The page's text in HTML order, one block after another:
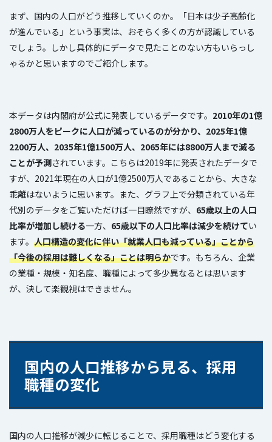
まず、国内の人口がどう推移していくのか。「日本は少子高齢化
が進んでいる」という事実は、おそらく多くの方が認識している
でしょう。しかし具体的にデータで見たことのない方もいらっし
ゃるかと思いますのでご紹介します。
本データは内閣府が公式に発表しているデータです。 2010年の1億
2800万人をピークに人口が減っているのが分かり、2025年1億
2200万人、2035年1億1500万人、2065年には8800万人まで減る
ことが予測されています。こちらは2019年に発表されたデータで
すが、2021年現在の人口が1億2500万人であることから、大きな
乖離はないように思います。また、グラフ上で分類されている年
代別のデータをご覧いただけば一目瞭然ですが、 65歳以上の人口
比率が増加し続ける一方、 65歳以下の人口比率は減少を続けてい
ます。 人口構造の変化に伴い「就業人口も減っている」ことから
「今後の採用は難しくなる」ことは明らかです。もちろん、企業
の業種・規模・知名度、職種によって多少異なるとは思います
が、決して楽観視はできません。
国内の人口推移から見る、採用
職種の変化
国内の人口推移が減少に転じることで、採用職種はどう変化する